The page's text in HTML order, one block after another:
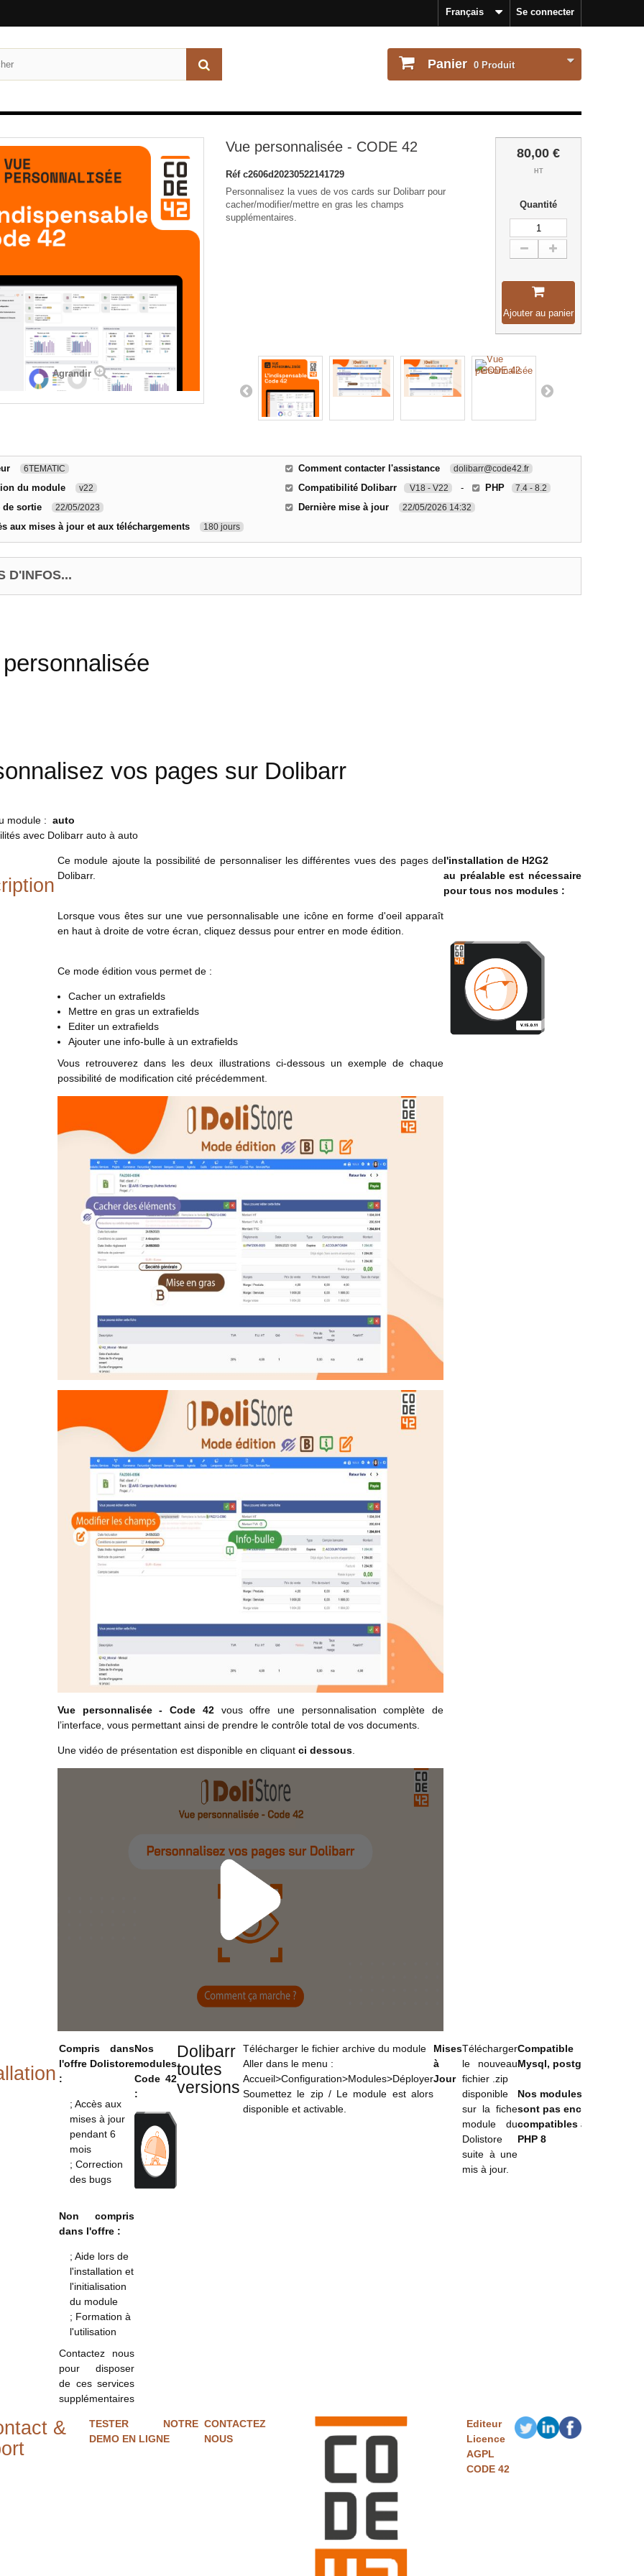
Se connecter
Français
Panier 0 Produit
Agrandir
Vue personnalisée - CODE 42
Réf c2606d20230522141729
Personnalisez la vues de vos cards sur Dolibarr pour
cacher/modifier/mettre en gras les champs
supplémentaires.
80,00 €
HT
Quantité
Ajouter au panier
6TEMATIC
du module v22
de sortie 22/05/2023
aux mises à jour et aux téléchargements 180 jours
Comment contacter l'assistance dolibarr@code42.fr
Compatibilité Dolibarr V18 - V22 - PHP 7.4 - 8.2
Dernière mise à jour 22/05/2026 14:32
D'INFOS...
vos pages sur Dolibarr
module : auto
avec Dolibarr auto à auto
Ce module ajoute la possibilité de personnaliser les différentes vues des pages de
Dolibarr.
Lorsque vous êtes sur une vue personnalisable une icône en forme d'oeil apparaît
en haut à droite de votre écran, cliquez dessus pour entrer en mode édition.
Ce mode édition vous permet de :
Cacher un extrafields
Mettre en gras un extrafields
Editer un extrafields
Ajouter une info-bulle à un extrafields
Vous retrouverez dans les deux illustrations ci-dessous un exemple de chaque
possibilité de modification cité précédemment.
Vue personnalisée - Code 42vous offre une personnalisation complète de
l’interface, vous permettant ainsi de prendre le contrôle total de vos documents.
Une vidéo de présentation est disponible en cliquant ci dessous
l'installation de H2G2
au préalable est nécessaire
pour tous nos modules :
Compris dans
l'offre Dolistore
:
; Accès aux
mises à jour
pendant 6
mois
; Correction
des bugs
Non compris
dans l'offre :
; Aide lors de
l'installation et
l'initialisation
du module
; Formation à
l'utilisation
Contactez nous
pour disposer
de ces services
supplémentaires
Nos
modules
Code 42
:
Dolibarr
toutes
versions
Télécharger le fichier archive du module
Aller dans le menu :
Accueil>Configuration>Modules>Déployer
Soumettez le zip / Le module est alors
disponible et activable.
Mises
à
Jour
Télécharger
le nouveau
fichier .zip
disponible
sur la fiche
module du
Dolistore
suite à une
mis à jour.
Compatible
Mysql, postgresql
Nos modules ne
sont pas encore
compatibles avec
PHP 8
&
TESTER NOTRE
DEMO EN LIGNE
CONTACTEZ
NOUS
Editeur
Licence
AGPL
CODE 42